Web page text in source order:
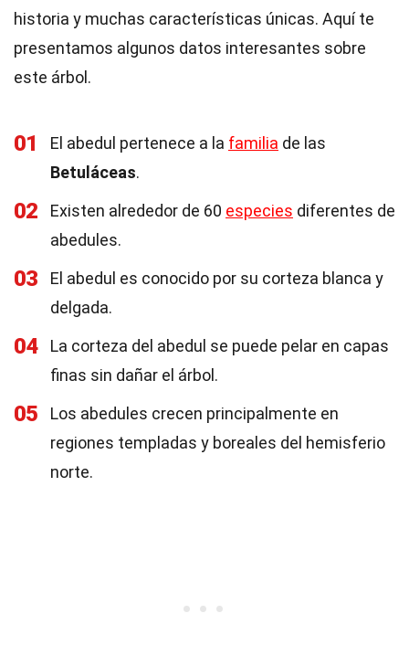
historia y muchas características únicas. Aquí te
presentamos algunos datos interesantes sobre
este árbol.
01 El abedul pertenece a la familia de las
Betuláceas.
02 Existen alrededor de 60 especies diferentes de
abedules.
03
El abedul es conocido por su corteza blanca y
delgada.
04
La corteza del abedul se puede pelar en capas
finas sin dañar el árbol.
05
Los abedules crecen principalmente en
regiones templadas y boreales del hemisferio
norte.